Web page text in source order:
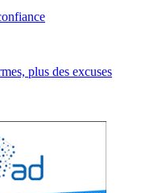
plus des excuses